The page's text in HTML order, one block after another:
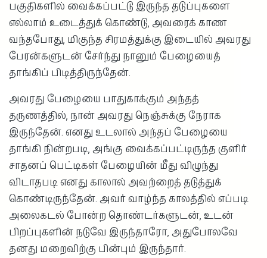
பகுதிகளில் வைக்கப்பட்டு இருந்த தடுப்புகளை
எல்லாம் உடைத்துக் கொண்டு, அவரைக் காண
வந்தபோது, மிகுந்த சிரமத்துக்கு இடையில் அவரது
பேரன்களுடன் சேர்ந்து நானும் பேழையைத்
தாங்கிப் பிடித்திருந்தேன்.
அவரது பேழையை பாதுகாக்கும் அந்தத்
தருணத்தில், நான் அவரது நெஞ்சுக்கு நேராக
இருந்தேன். எனது உடலால் அந்தப் பேழையை
தாங்கி நின்றபடி, அங்கு வைக்கப்பட்டிருந்த குளிர்
சாதனப் பெட்டிகள் பேழையின் மீது விழுந்து
விடாதபடி எனது காலால் அவற்றைத் தடுத்துக்
கொண்டிருந்தேன். அவர் வாழ்ந்த காலத்தில் எப்படி
அலைகடல் போன்ற தொண்டர்களுடன், உடன்
பிறப்புகளின் நடுவே இருந்தாரோ, அதுபோலவே
தனது மறைவிற்கு பின்பும் இருந்தார்.